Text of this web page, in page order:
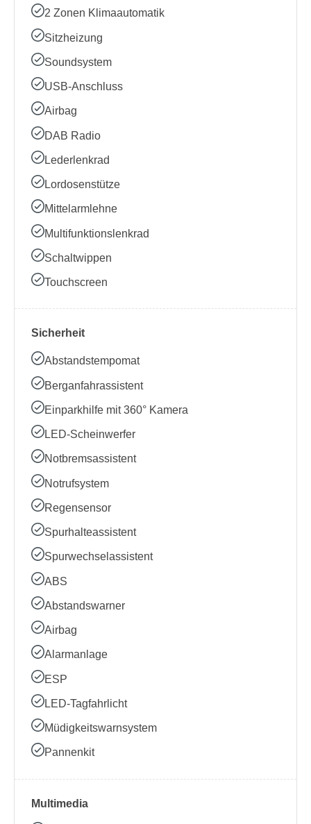
2 Zonen Klimaautomatik
Sitzheizung
Soundsystem
USB-Anschluss
Airbag
DAB Radio
Lederlenkrad
Lordosenstütze
Mittelarmlehne
Multifunktionslenkrad
Schaltwippen
Touchscreen
Sicherheit
Abstandstempomat
Berganfahrassistent
Einparkhilfe mit 360° Kamera
LED-Scheinwerfer
Notbremsassistent
Notrufsystem
Regensensor
Spurhalteassistent
Spurwechselassistent
ABS
Abstandswarner
Airbag
Alarmanlage
ESP
LED-Tagfahrlicht
Müdigkeitswarnsystem
Pannenkit
Multimedia